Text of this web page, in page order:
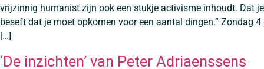
vrijzinnig humanist zijn ook een stukje activisme inhoudt. Dat je
beseft dat je moet opkomen voor een aantal dingen.” Zondag 4
[…]
‘De inzichten’ van Peter Adriaenssens